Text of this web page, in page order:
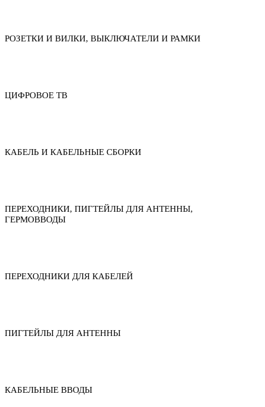
РОЗЕТКИ И ВИЛКИ, ВЫКЛЮЧАТЕЛИ И РАМКИ
ЦИФРОВОЕ ТВ
КАБЕЛЬ И КАБЕЛЬНЫЕ СБОРКИ
ПЕРЕХОДНИКИ, ПИГТЕЙЛЫ ДЛЯ АНТЕННЫ,
ГЕРМОВВОДЫ
ПЕРЕХОДНИКИ ДЛЯ КАБЕЛЕЙ
ПИГТЕЙЛЫ ДЛЯ АНТЕННЫ
КАБЕЛЬНЫЕ ВВОДЫ